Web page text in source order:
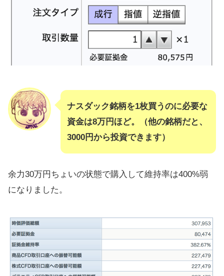
ナスダック銘柄を1枚買うのに必要な
資金は8万円ほど。（他の銘柄だと、
3000円から投資できます）
余力30万円ちょいの状態で購入して維持率は400%弱
になりました。